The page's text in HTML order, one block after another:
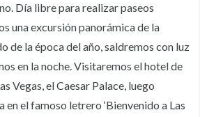
Día libre para realizar paseos
una excursión panorámica de la
de la época del año, saldremos con luz
en la noche. Visitaremos el hotel de
Vegas, el Caesar Palace, luego
en el famoso letrero ‘Bienvenido a Las